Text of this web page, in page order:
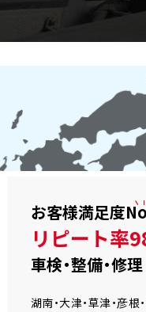
お客様満足度
リピート率
車検・整備・修理
湖南・大津・草津・彦